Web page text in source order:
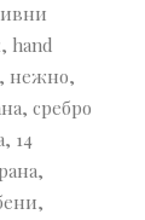
, hand
, нежно,
, сребро
, 14
,
,